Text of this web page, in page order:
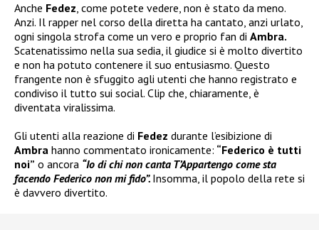
Anche Fedez, come potete vedere, non è stato da meno.
Anzi. Il rapper nel corso della diretta ha cantato, anzi urlato,
ogni singola strofa come un vero e proprio fan di Ambra.
Scatenatissimo nella sua sedia, il giudice si è molto divertito
e non ha potuto contenere il suo entusiasmo. Questo
frangente non è sfuggito agli utenti che hanno registrato e
condiviso il tutto sui social. Clip che, chiaramente, è
diventata viralissima.
Gli utenti alla reazione di Fedez durante l’esibizione di
Ambra hanno commentato ironicamente: “Federico è tutti
noi” o ancora “Io di chi non canta T’Appartengo come sta
facendo Federico non mi fido”. Insomma, il popolo della rete si
è davvero divertito.